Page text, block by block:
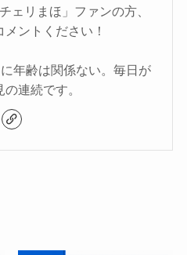
ェリまほ」ファンの方、
ントください！
年齢は関係ない。毎日が
連続です。